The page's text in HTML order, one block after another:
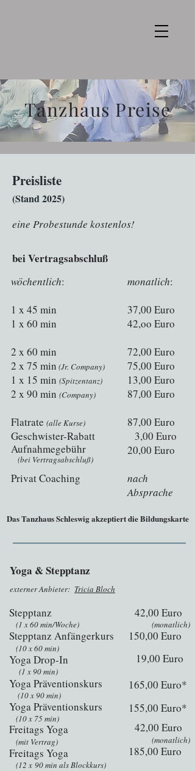
Tanzhaus Preise
Preisliste
(Stand 2025)
eine Probestunde kostenlos!
bei Vertragsabschluß
wöchentlich:
1 x 45 min
1 x 60 min
2 x 60 min
2 x 75 min (Jr. Company)
1 x 15 min (Spitzentanz)
2 x 90 min (Company)
Flatrate (alle Kurse)
Geschwister-Rabatt
Aufnahmegebühr
(bei Vertragsabschluß)
Privat Coaching
monatlich:
37,00 Euro
42,oo Euro
72,00 Euro
75,00 Euro
13,00 Euro
87,00 Euro
87,00 Euro
3,00 Euro
20,00 Euro
nach
Absprache
Das Tanzhaus Schleswig akzeptiert die Bildungskarte
Yoga & Stepptanz
externer Anbieter: Tricia Bloch
Stepptanz
(1 x 60 min/Woche)
Stepptanz Anfängerkurs
(10 x 60 min)
Yoga Drop-In
(1 x 90 min)
Yoga Präventionskurs
(10 x 90 min)
Yoga Präventionskurs
(10 x 75 min)
Freitags Yoga
(mit Vertrag)
Freitags Yoga
(12 x 90 min als Blockkurs)
42,00 Euro
(monatlich)
150,00 Euro
19,00 Euro
165,00 Euro*
155,00 Euro*
42,00 Euro
(monatlich)
185,00 Euro